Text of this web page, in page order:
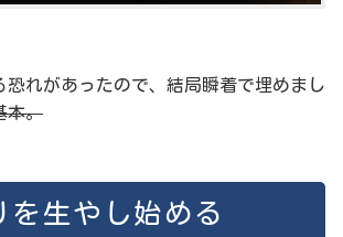
恐れがあったので、結局瞬着で埋めまし
本。
を生やし始める